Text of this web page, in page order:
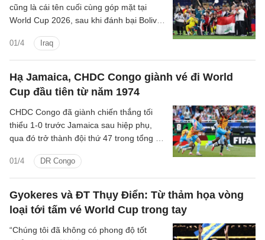
01/4 Iraq
cũng là cái tên cuối cùng góp mặt tại
World Cup 2026, sau khi đánh bại Bolivia
địa.
Hạ Jamaica, CHDC Congo giành vé đi World
Cup đầu tiên từ năm 1974
01/4 DR Congo
CHDC Congo đã giành chiến thắng tối
thiểu 1-0 trước Jamaica sau hiệp phụ,
qua đó trở thành đội thứ 47 trong tổng số
Gyokeres và ĐT Thụy Điển: Từ thảm họa vòng
loại tới tấm vé World Cup trong tay
“Chúng tôi đã không có phong độ tốt